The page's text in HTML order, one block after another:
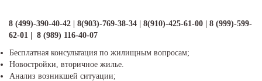
8 (499)-390-40-42 | 8(903)-769-38-34 | 8(910)-425-61-00 | 8 (999)-599-
62-01 | 8 (989) 116-40-07
Бесплатная консультация по жилищным вопросам;
Новостройки, вторичное жилье.
Анализ возникшей ситуации;